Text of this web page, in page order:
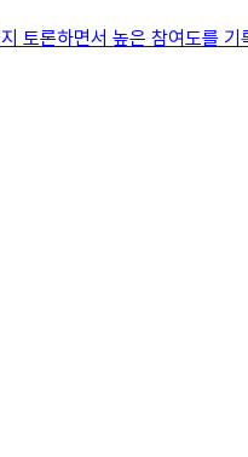
토론하면서 높은 참여도를